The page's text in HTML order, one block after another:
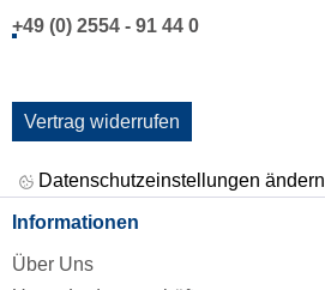
+49 (0) 2554 - 91 44 0
Vertrag widerrufen
Datenschutzeinstellungen ändern
Informationen
Über Uns